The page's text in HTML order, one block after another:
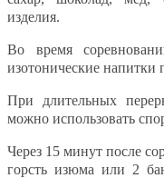
изделия.
Во время
изотонические напитки
При длительных
можно использовать
Через 15 минут после
горсть изюма или 2